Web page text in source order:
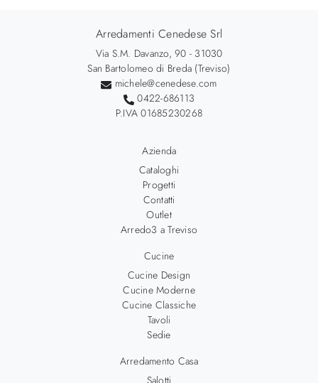
Arredamenti Cenedese Srl
Via S.M. Davanzo, 90 - 31030
San Bartolomeo di Breda (Treviso)
michele@cenedese.com
0422-686113
P.IVA 01685230268
Azienda
Cataloghi
Progetti
Contatti
Outlet
Arredo3 a Treviso
Cucine
Cucine Design
Cucine Moderne
Cucine Classiche
Tavoli
Sedie
Arredamento Casa